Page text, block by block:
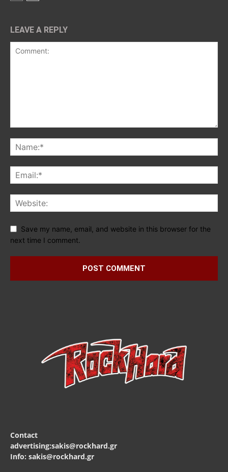
LEAVE A REPLY
Save my name, email, and website in this browser for the
next time I comment.
Contact
advertising:sakis@rockhard.gr
Info: sakis@rockhard.gr